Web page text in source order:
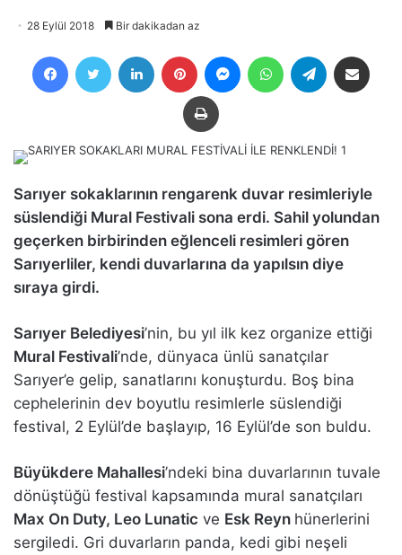
28 Eylül 2018 Bir dakikadan az
FacebookTwitter LinkedIn Pinterest MessengerWhatsAppTelegram
Yazdır
Sarıyer sokaklarının rengarenk duvar resimleriyle
süslendiği Mural Festivali sona erdi. Sahil yolundan
geçerken birbirinden eğlenceli resimleri gören
Sarıyerliler, kendi duvarlarına da yapılsın diye
sıraya girdi.
Sarıyer Belediyesi’nin, bu yıl ilk kez organize ettiği
Mural Festivali’nde, dünyaca ünlü sanatçılar
Sarıyer’e gelip, sanatlarını konuşturdu. Boş bina
cephelerinin dev boyutlu resimlerle süslendiği
festival, 2 Eylül’de başlayıp, 16 Eylül’de son buldu.
Büyükdere Mahallesi’ndeki bina duvarlarının tuvale
dönüştüğü festival kapsamında mural sanatçıları
Max On Duty, Leo Lunatic ve Esk Reyn hünerlerini
sergiledi. Gri duvarların panda, kedi gibi neşeli